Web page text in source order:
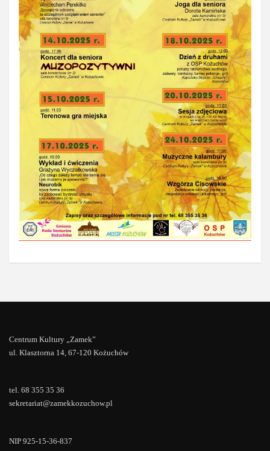
Centrum Kultury „Zamek”
ul. Klasztorna 14, 67-120 Kożuchów
tel. 68 355 35 36
sekretariat@zamekkozuchow.pl
NIP 925-15-36-837